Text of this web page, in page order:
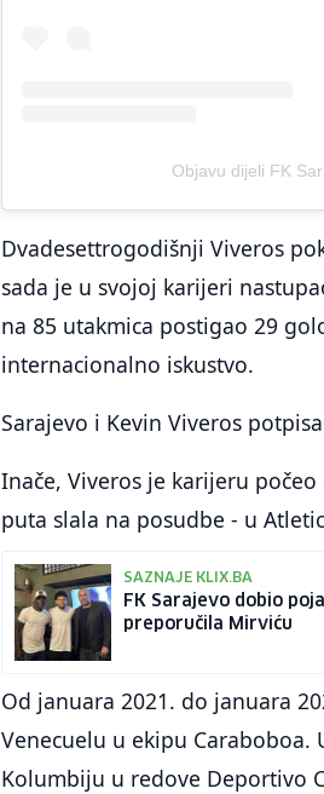
Objavu dijeli FK
Dvadesettrogodišnji Viveros
sada je u svojoj karijeri
na 85 utakmica postigao 29
internacionalno iskustvo.
Sarajevo i Kevin Viveros
Inače, Viveros je karijeru
puta slala na posudbe - u
SAZNAJE KLIX.BA
FK Sarajevo dobio
preporučila Mirviću
Od januara 2021. do januara
Venecuelu u ekipu
Kolumbiju u redove Deportivo